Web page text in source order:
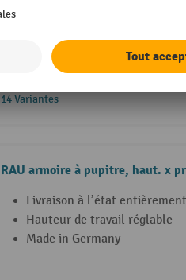
14 Variantes
RAU armoire à pupitre, haut. x
Livraison à l’état
Hauteur de travail réglable
Made in Germany